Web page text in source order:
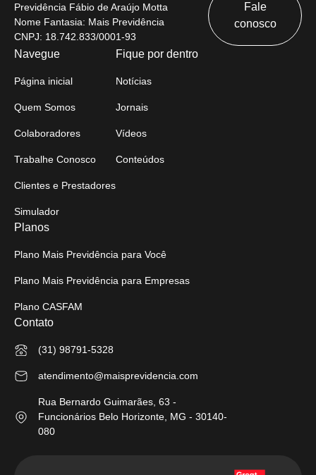
Previdência Fábio de Araújo Motta
Nome Fantasia: Mais Previdência
CNPJ: 18.742.833/0001-93
Fale
conosco
Navegue
Página inicial
Quem Somos
Colaboradores
Trabalhe Conosco
Clientes e Prestadores
Simulador
Fique por dentro
Notícias
Jornais
Vídeos
Conteúdos
Planos
Plano Mais Previdência para Você
Plano Mais Previdência para Empresas
Plano CASFAM
Contato
(31) 98791-5328
atendimento@maisprevidencia.com
Rua Bernardo Guimarães, 63 -
Funcionários Belo Horizonte, MG - 30140-
080